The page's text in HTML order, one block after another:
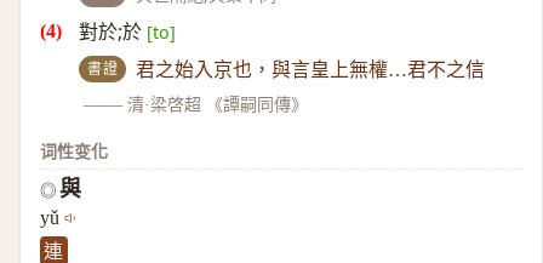
對於;於 [to]
書證
君之始入京也，與言皇上無權…君不之信
—— 清·梁啓超 《譚嗣同傳》
词性变化
◎ 與
yǔ
連